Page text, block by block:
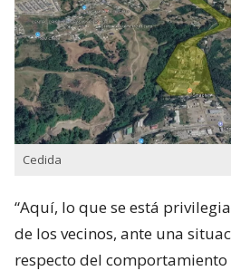
Cedida
“Aquí, lo que se está
de los vecinos, ante una
respecto del comportamiento